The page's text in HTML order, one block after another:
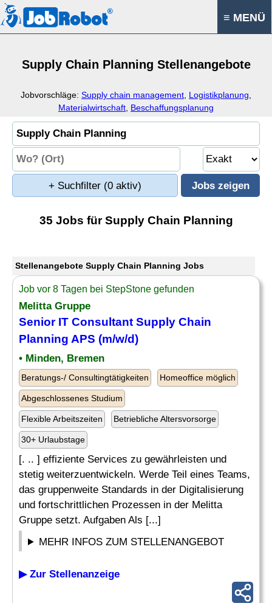
≡ MENÜ
Supply Chain Planning Stellenangebote
Jobvorschläge: Supply chain management Logistikplanung
Materialwirtschaft Beschaffungsplanung
+ Suchfilter (0 aktiv)
35 Jobs für Supply Chain Planning
Stellenangebote Supply Chain Planning Jobs
Job vor 8 Tagen bei StepStone gefunden
Melitta Gruppe
Senior IT Consultant Supply Chain
Planning APS (m/w/d)
• Minden, Bremen
Beratungs-/ Consultingtätigkeiten Homeoffice möglich
Abgeschlossenes Studium
Flexible Arbeitszeiten Betriebliche Altersvorsorge
30+ Urlaubstage
[. .. ] effiziente Services zu gewährleisten und
stetig weiterzuentwickeln. Werde Teil eines Teams,
das gruppenweite Standards in der Digitalisierung
und fortschrittlichen Prozessen in der Melitta
Gruppe setzt. Aufgaben Als [...]
MEHR INFOS ZUM STELLENANGEBOT
▶ Zur Stellenanzeige